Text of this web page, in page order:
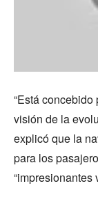
“Está
visión de la
explicó que la
para los
“impresionantes